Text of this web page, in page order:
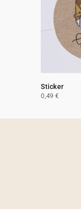
Sticker
0,49 €